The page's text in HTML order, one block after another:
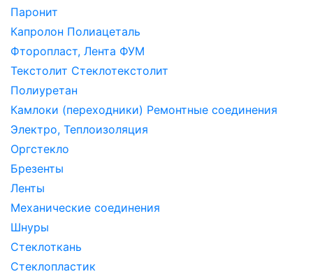
Паронит
Капролон Полиацеталь
Фторопласт, Лента ФУМ
Текстолит Стеклотекстолит
Полиуретан
Камлоки (переходники) Ремонтные соединения
Электро, Теплоизоляция
Оргстекло
Брезенты
Ленты
Механические соединения
Шнуры
Стеклоткань
Стеклопластик